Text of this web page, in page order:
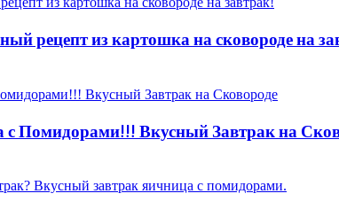
рецепт из картошка на сковороде на
Помидорами!!! Вкусный Завтрак на